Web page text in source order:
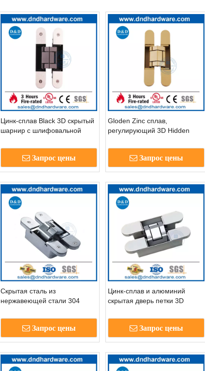
Цинк-сплав Black 3D скрытый
шарнир с шлифовальной
Запрос цены
Gloden Zinc сплав,
регулирующий 3D Hidden
Запрос цены
Скрытая сталь из
нержавеющей стали 304
оборудование регулировка
скрытых дверных петлей-
DDCH012
Запрос цены
Цинк-сплав и алюминий
скрытая дверь петки 3D
шарнира-DDCH011
Запрос цены